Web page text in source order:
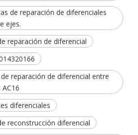
de reparación de diferenciales
ejes.
reparación de diferencial
reparación de diferencial entre
diferenciales
reconstrucción diferencial